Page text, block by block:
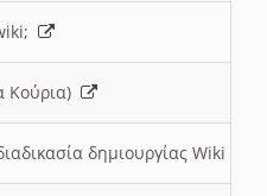
Κούρια)
δημιουργίας Wiki